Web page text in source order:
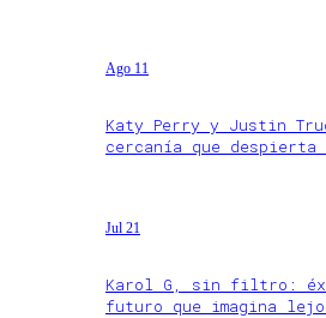
Ago 11
Katy Perry y Justin
cercanía que despierta
Jul 21
Karol G, sin filtro:
futuro que imagina